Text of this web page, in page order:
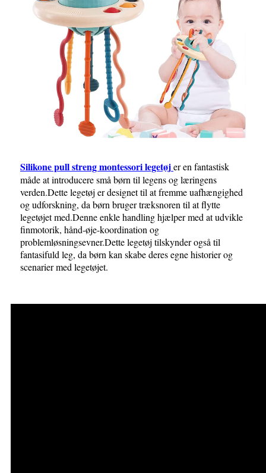
Silikone pull streng montessori legetøjer en fantastisk
måde at introducere små børn til legens og læringens
verden.Dette legetøj er designet til at fremme uafhængighed
og udforskning, da børn bruger træksnoren til at flytte
legetøjet med.Denne enkle handling hjælper med at udvikle
finmotorik, hånd-øje-koordination og
problemløsningsevner.Dette legetøj tilskynder også til
fantasifuld leg, da børn kan skabe deres egne historier og
scenarier med legetøjet.